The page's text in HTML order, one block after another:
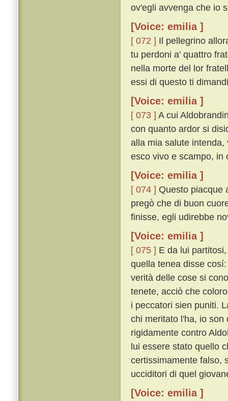
ov'egli avvenga che io
[Voice: emilia ]
[ 072 ] Il pellegrino
tu perdoni a' quattro
nella morte del lor
essi di questo ti
[Voice: emilia ]
[ 073 ] A cui
con quanto ardor si
alla mia salute
esco vivo e scampo, in
[Voice: emilia ]
[ 074 ] Questo piacque
pregò che di buon
finisse, egli udirebbe
[Voice: emilia ]
[ 075 ] E da lui
quella tenea disse
verità delle cose si
tenete, acciò che
i peccatori sien puniti.
chi meritato l'ha, io
rigidamente contro
lui essere stato quello
certissimamente falso,
ucciditori di quel
[Voice: emilia ]